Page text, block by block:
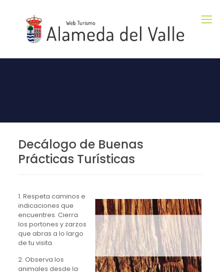
Decálogo de Buenas
Prácticas Turísticas
1. Respeta caminos e
indicaciones que
encuentres. Cierra
los portones y zarzos
que abras a lo largo
de tu visita.
2. Observa los
animales desde la